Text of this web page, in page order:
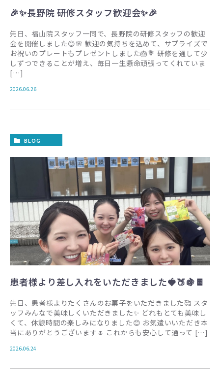
🎉✨長野院 研修スタッフ歓迎会✨🎉
先日、福山院スタッフ一同で、長野院の研修スタッフの歓迎
会を開催しました😊🌸 歓迎の気持ちを込めて、サプライズで
お祝いのプレートもプレゼントしました🎂💐 研修を通して少
しずつできることが増え、毎日一生懸命頑張ってくれていま
[…]
2026.06.26
BLOG
患者様より差し入れをいただきました🍓🍑🍇🍫
先日、患者様よりたくさんのお菓子をいただきました🥰 スタ
ッフみんなで美味しくいただきました✨ どれもとても美味し
くて、休憩時間の楽しみになりました😊 お気遣いいただき本
当にありがとうございます🌷 これからも安心して通って […]
2026.06.24